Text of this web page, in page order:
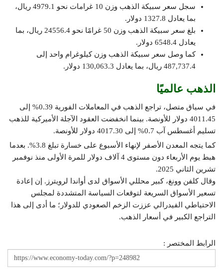
سجل سعر سبيكة الذهب وزن 10 غرامات نحو 4979.1 ريال،
بما يعادل 1327.8 دولار.
بلغ سعر سبيكة الذهب وزن 50 غرامًا نحو 24556.4 ريال، بما
يعادل 6548.4 دولار.
كما وصل سعر سبيكة الذهب وزن كيلوغرام واحد إلى
487,737.4 ريال، بما يعادل 130,063.3 دولار.
الذهب عالميًا
في سياق متصل، تراجع الذهب في المعاملات الفورية 0.39% إلى
4011.45 دولار للأونصة. بينما انخفضت العقود الآجلة الأميركية للذهب
تسليم أغسطس آب 0.7% إلى 4017.30 دولار للأونصة.
كما يتجه المعدن الأصفر لإنهاء الأسبوع على خسارة تبلغ 3.8%. بعدما
هبط يوم الأربعاء دون مستوى 4 آلاف دولار للمرة الأولى منذ نوفمبر
تشرين الثاني 2025.
وقال كلفن وونغ، كبير محللي الأسواق لدى أواندا لرويترز. إن إعادة
تسعير الأسواق السريعة لتوقعات السياسة المتشددة لمجلس
الاحتياطي الفيدرالي عززت الزخم الصعودي للدولار؛ ما أدى إلى هذا
التراجع الكبير في أسعار الذهب.
الرابط المختصر :